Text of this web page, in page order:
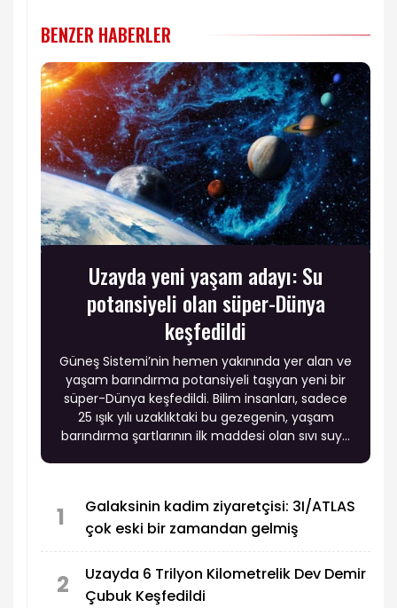
BENZER HABERLER
Uzayda yeni yaşam adayı: Su
potansiyeli olan süper-Dünya
keşfedildi
Güneş Sistemi’nin hemen yakınında yer alan ve
yaşam barındırma potansiyeli taşıyan yeni bir
süper-Dünya keşfedildi. Bilim insanları, sadece
25 ışık yılı uzaklıktaki bu gezegenin, yaşam
barındırma şartlarının ilk maddesi olan sıvı suya
1
Galaksinin kadim ziyaretçisi: 3I/ATLAS
çok eski bir zamandan gelmiş
2
Uzayda 6 Trilyon Kilometrelik Dev Demir
Çubuk Keşfedildi